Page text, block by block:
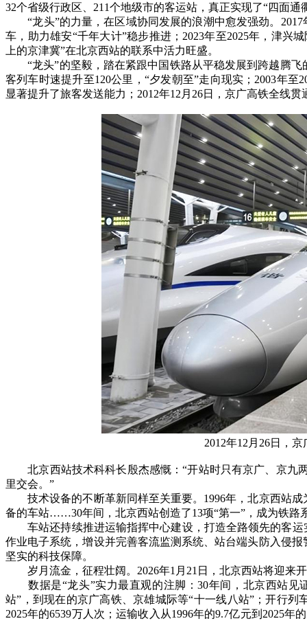
32个省级行政区、211个地级市的客运站，真正实现了“四面通
“龙头”的力量，在区域协同发展的浪潮中愈发强劲。2017
车，助力雄安“千年大计”稳步推进；2023年至2025年，津兴
上的京津冀”在北京西站的联系中活力旺盛。
“龙头”的坚毅，踏在紧跟中国铁路从平稳发展到跨越腾飞
客列车时速提升至120公里，“夕发朝至”走向现实；2003年
显著提升了旅客发送能力；2012年12月26日，京广高铁全线
2012年12月26日，
北京西站技术科科长殷杰感慨：“开站时只有京广、京九两
里交会。”
技术设备的不断革新同样至关重要。1996年，北京西站成
备的车站……30年间，北京西站创造了13项“第一”，成为铁路
车站还持续推进运输指挥中心建设，打造全路领先的客运
作业电子系统，增设并完善客流监测系统、站台端头防入侵
坚实的科技保障。
岁月流金，征程壮阔。2026年1月21日，北京西站将迎来
数据是“龙头”实力最直观的注脚：30年间，北京西站见
站”，到现在的京广高铁、京雄城际等“十一线八站”；开行列
2025年的6539万人次；运输收入从1996年的9.7亿元到2025